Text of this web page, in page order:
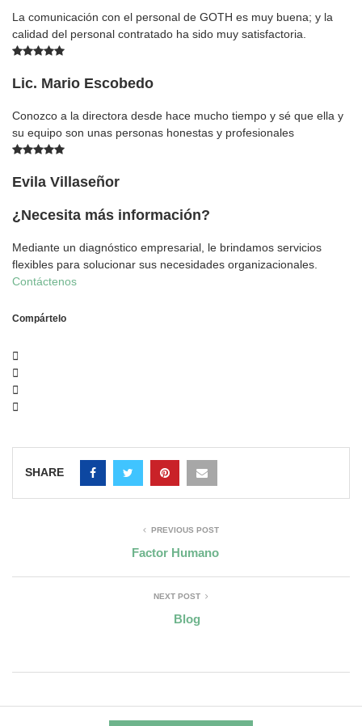
La comunicación con el personal de GOTH es muy buena; y la
calidad del personal contratado ha sido muy satisfactoria.
Lic. Mario Escobedo
Conozco a la directora desde hace mucho tiempo y sé que ella y
su equipo son unas personas honestas y profesionales
Evila Villaseñor
¿Necesita más información?
Mediante un diagnóstico empresarial, le brindamos servicios
flexibles para solucionar sus necesidades organizacionales.
Contáctenos
Compártelo
SHARE
PREVIOUS POST
Factor Humano
NEXT POST
Blog